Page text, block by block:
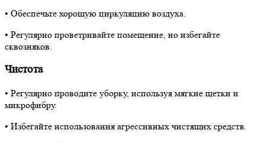
• Обеспечьте хорошую циркуляцию воздуха.
• Регулярно проветривайте помещение, но избегайте
сквозняков.
Чистота
• Регулярно проводите уборку, используя мягкие щетки и
микрофибру.
• Избегайте использования агрессивных чистящих средств.